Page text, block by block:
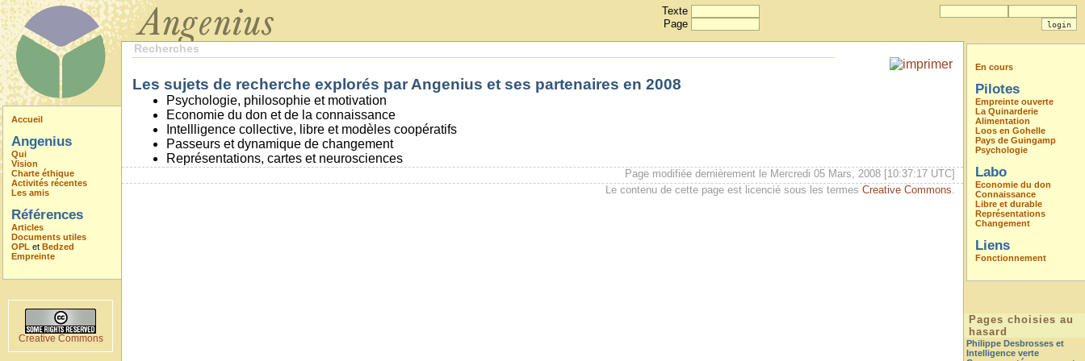
Texte
Page
Accueil
Angenius
Qui
Vision
Charte éthique
Activités récentes
Les amis
Références
Articles
Documents utiles
OPL et Bedzed
Empreinte
Creative Commons
Recherches
Les sujets de recherche explorés par Angenius et ses partenaires en 2008
Psychologie, philosophie et motivation
Economie du don et de la connaissance
Intellligence collective, libre et modèles coopératifs
Passeurs et dynamique de changement
Représentations, cartes et neurosciences
Page modifiée dernièrement le Mercredi 05 Mars, 2008 [10:37:17 UTC]
Le contenu de cette page est licencié sous les termes Creative Commons.
En cours
Pilotes
Empreinte ouverte
La Quinarderie
Alimentation
Loos en Gohelle
Pays de Guingamp
Psychologie
Labo
Economie du don
Connaissance
Libre et durable
Représentations
Changement
Liens
Fonctionnement
Pages choisies au
hasard
Philippe Desbrosses et
Intelligence verte